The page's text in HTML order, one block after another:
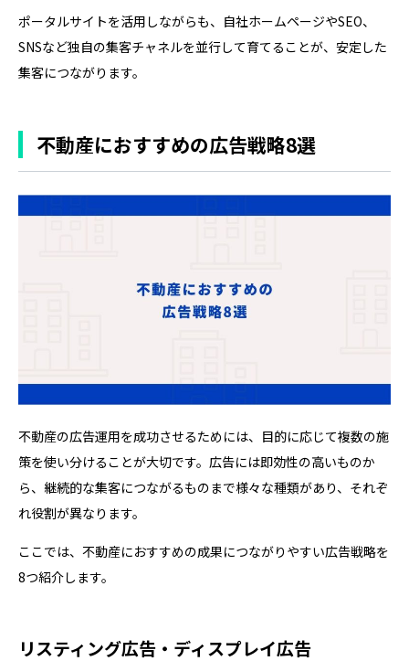
ポータルサイトを活用しながらも、自社ホームページやSEO、
SNSなど独自の集客チャネルを並行して育てることが、安定した
集客につながります。
不動産におすすめの広告戦略8選
不動産の広告運用を成功させるためには、目的に応じて複数の施
策を使い分けることが大切です。広告には即効性の高いものか
ら、継続的な集客につながるものまで様々な種類があり、それぞ
れ役割が異なります。
ここでは、不動産におすすめの成果につながりやすい広告戦略を
8つ紹介します。
リスティング広告・ディスプレイ広告